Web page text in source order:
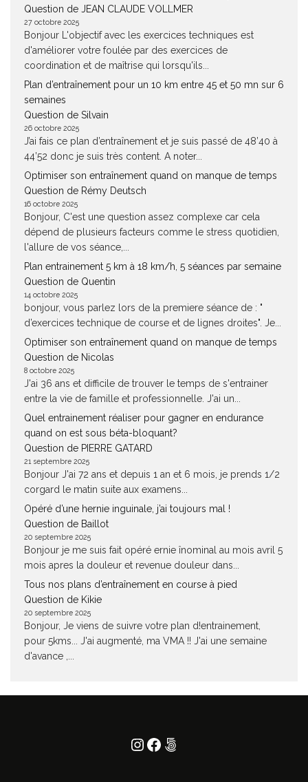
Question de JEAN CLAUDE VOLLMER
27 octobre 2025
Bonjour L'objectif avec les exercices techniques est
d'améliorer votre foulée par des exercices de
coordination et de maîtrise qui lorsqu'ils...
Plan d’entraînement pour un 10 km entre 45 et 50 mn sur 6
semaines
Question de Silvain
26 octobre 2025
J’ai fais ce plan d’entraînement et je suis passé de 48’40 à
44’52 donc je suis très content. A noter...
Optimiser son entraînement quand on manque de temps
Question de Rémy Deutsch
16 octobre 2025
Bonjour, C'est une question assez complexe car cela
dépend de plusieurs facteurs comme le stress quotidien,
l'allure de vos séance,...
Plan entrainement 5 km à 18 km/h, 5 séances par semaine
Question de Quentin
14 octobre 2025
bonjour, vous parlez lors de la premiere séance de : "
d’exercices technique de course et de lignes droites". Je...
Optimiser son entraînement quand on manque de temps
Question de Nicolas
8 octobre 2025
J'ai 36 ans et difficile de trouver le temps de s'entrainer
entre la vie de famille et professionnelle. J'ai un...
Quel entrainement réaliser pour gagner en endurance
quand on est sous béta-bloquant?
Question de PIERRE GATARD
21 septembre 2025
Bonjour J'ai 72 ans et depuis 1 an et 6 mois, je prends 1/2
corgard le matin suite aux examens...
Opéré d’une hernie inguinale, j’ai toujours mal !
Question de Baillot
20 septembre 2025
Bonjour je me suis fait opéré ernie înominal au mois avril 5
mois apres la douleur et revenue douleur dans...
Tous nos plans d’entraînement en course à pied
Question de Kikie
20 septembre 2025
Bonjour, Je viens de suivre votre plan d!entrainement,
pour 5kms... J'ai augmenté, ma VMA !! J'ai une semaine
d'avance ,...
Instagram
Facebook
500px